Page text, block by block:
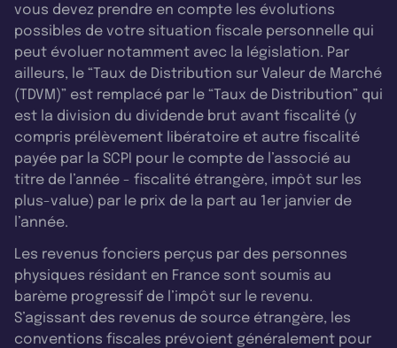
vous devez prendre en compte les évolutions
possibles de votre situation fiscale personnelle qui
peut évoluer notamment avec la législation. Par
ailleurs, le “Taux de Distribution sur Valeur de Marché
(TDVM)” est remplacé par le “Taux de Distribution” qui
est la division du dividende brut avant fiscalité (y
compris prélèvement libératoire et autre fiscalité
payée par la SCPI pour le compte de l’associé au
titre de l’année - fiscalité étrangère, impôt sur les
plus-value) par le prix de la part au 1er janvier de
l’année.
Les revenus fonciers perçus par des personnes
physiques résidant en France sont soumis au
barème progressif de l’impôt sur le revenu.
S’agissant des revenus de source étrangère, les
conventions fiscales prévoient généralement pour